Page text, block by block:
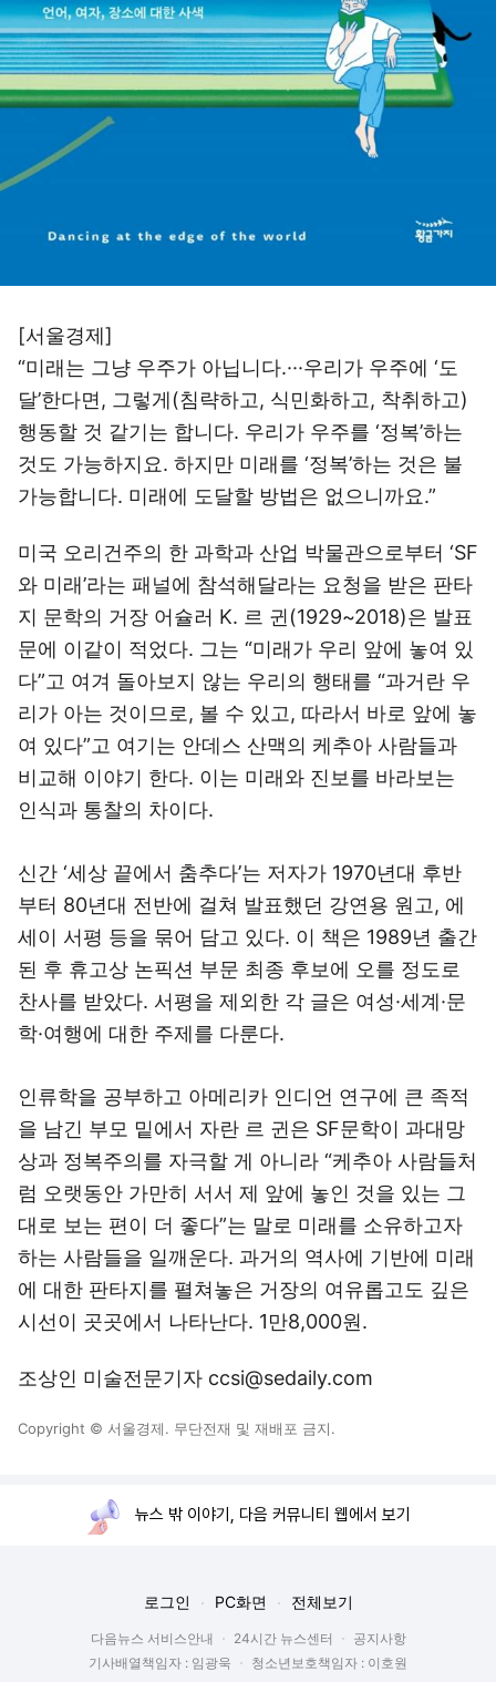
[서울경제]
“미래는 그냥 우주가 아닙니다.···우리가 우주에 ‘도
달’한다면, 그렇게(침략하고, 식민화하고, 착취하고)
행동할 것 같기는 합니다. 우리가 우주를 ‘정복’하는
것도 가능하지요. 하지만 미래를 ‘정복’하는 것은 불
가능합니다. 미래에 도달할 방법은 없으니까요.”
미국 오리건주의 한 과학과 산업 박물관으로부터 ‘SF
와 미래’라는 패널에 참석해달라는 요청을 받은 판타
지 문학의 거장 어슐러 K. 르 귄(1929~2018)은 발표
문에 이같이 적었다. 그는 “미래가 우리 앞에 놓여 있
다”고 여겨 돌아보지 않는 우리의 행태를 “과거란 우
리가 아는 것이므로, 볼 수 있고, 따라서 바로 앞에 놓
여 있다”고 여기는 안데스 산맥의 케추아 사람들과
비교해 이야기 한다. 이는 미래와 진보를 바라보는
인식과 통찰의 차이다.
신간 ‘세상 끝에서 춤추다’는 저자가 1970년대 후반
부터 80년대 전반에 걸쳐 발표했던 강연용 원고, 에
세이 서평 등을 묶어 담고 있다. 이 책은 1989년 출간
된 후 휴고상 논픽션 부문 최종 후보에 오를 정도로
찬사를 받았다. 서평을 제외한 각 글은 여성·세계·문
학·여행에 대한 주제를 다룬다.
인류학을 공부하고 아메리카 인디언 연구에 큰 족적
을 남긴 부모 밑에서 자란 르 귄은 SF문학이 과대망
상과 정복주의를 자극할 게 아니라 “케추아 사람들처
럼 오랫동안 가만히 서서 제 앞에 놓인 것을 있는 그
대로 보는 편이 더 좋다”는 말로 미래를 소유하고자
하는 사람들을 일깨운다. 과거의 역사에 기반에 미래
에 대한 판타지를 펼쳐놓은 거장의 여유롭고도 깊은
시선이 곳곳에서 나타난다. 1만8,000원.
조상인 미술전문기자 ccsi@sedaily.com
Copyright © 서울경제. 무단전재 및 재배포 금지.
뉴스 밖 이야기, 다음 커뮤니티 웹에서 보기
로그인 PC화면 전체보기
다음뉴스 서비스안내 24시간 뉴스센터
공지사항
기사배열책임자 : 임광욱
청소년보호책임자 : 이호원